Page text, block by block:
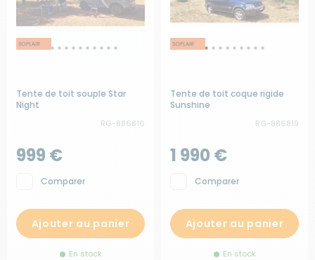
Tente de toit souple Star
Night
RG-886816
999 €
Comparer
Ajouter au panier
En stock
Tente de toit coque rigide
Sunshine
RG-886819
1 990 €
Comparer
Ajouter au panier
En stock